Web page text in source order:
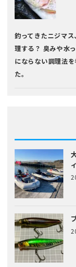
釣ってきたニジマ
理する？ 臭みや水
にならない調理法を
た。